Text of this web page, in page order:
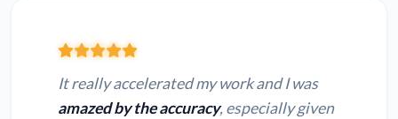
It really accelerated my work and I was
amazed by the accuracy, especially given